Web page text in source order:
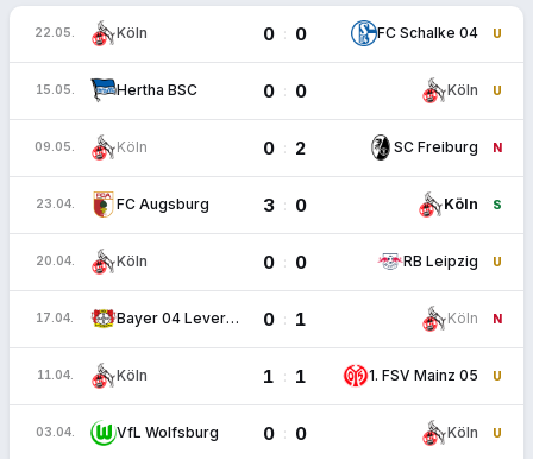
22.05. Köln 0 : 0 FC Schalke 04 U
15.05. Hertha BSC 0 : 0 Köln U
09.05. Köln 0 : 2 SC Freiburg N
23.04. FC Augsburg 3 : 0 Köln S
20.04. Köln 0 : 0 RB Leipzig U
17.04. Bayer 04 Leverkusen 0 : 1 Köln N
11.04. Köln 1 : 1 1. FSV Mainz 05 U
03.04. VfL Wolfsburg 0 : 0 Köln U